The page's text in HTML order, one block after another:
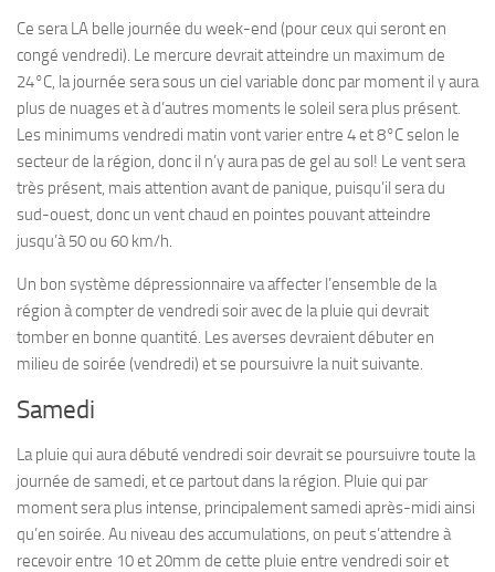
Ce sera LA belle journée du week-end (pour ceux qui seront en
congé vendredi). Le mercure devrait atteindre un maximum de
24°C, la journée sera sous un ciel variable donc par moment il y aura
plus de nuages et à d’autres moments le soleil sera plus présent.
Les minimums vendredi matin vont varier entre 4 et 8°C selon le
secteur de la région, donc il n’y aura pas de gel au sol! Le vent sera
très présent, mais attention avant de panique, puisqu’il sera du
sud-ouest, donc un vent chaud en pointes pouvant atteindre
jusqu’à 50 ou 60 km/h.
Un bon système dépressionnaire va affecter l’ensemble de la
région à compter de vendredi soir avec de la pluie qui devrait
tomber en bonne quantité. Les averses devraient débuter en
milieu de soirée (vendredi) et se poursuivre la nuit suivante.
Samedi
La pluie qui aura débuté vendredi soir devrait se poursuivre toute la
journée de samedi, et ce partout dans la région. Pluie qui par
moment sera plus intense, principalement samedi après-midi ainsi
qu’en soirée. Au niveau des accumulations, on peut s’attendre à
recevoir entre 10 et 20mm de cette pluie entre vendredi soir et